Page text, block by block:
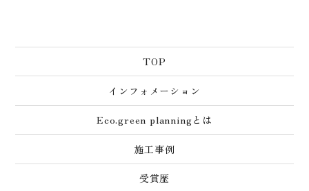
TOP
インフォメーション
Eco.green planningとは
施工事例
受賞歴